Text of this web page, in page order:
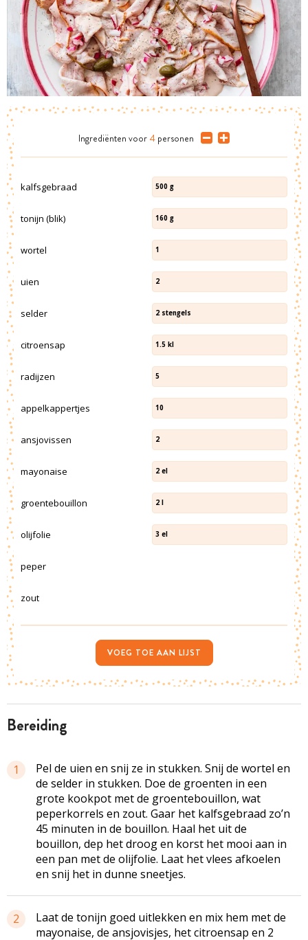
bereiding
1
Pel de uien en snij ze in stukken. Snij de wortel en
de selder in stukken. Doe de groenten in een
grote kookpot met de groentebouillon, wat
peperkorrels en zout. Gaar het kalfsgebraad zo’n
45 minuten in de bouillon. Haal het uit de
bouillon, dep het droog en korst het mooi aan in
een pan met de olijfolie. Laat het vlees afkoelen
en snij het in dunne sneetjes.
2
Laat de tonijn goed uitlekken en mix hem met de
mayonaise, de ansjovisjes, het citroensap en 2
Ingrediënten voor 4 personen
kalfsgebraad 500 g
tonijn (blik) 160 g
wortel 1
uien 2
selder 2 stengels
citroensap 1.5 kl
radijzen 5
appelkappertjes 10
ansjovissen 2
mayonaise 2 el
groentebouillon 2 l
olijfolie 3 el
peper
zout
VOEG TOE AAN LIJST